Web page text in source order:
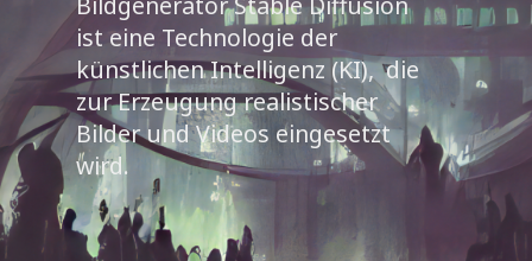
ist eine Technologie der
künstlichen Intelligenz (KI), die
zur Erzeugung realistischer
Bilder und Videos eingesetzt
wird.